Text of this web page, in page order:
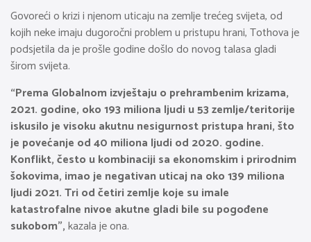
Govoreći o krizi i njenom uticaju na zemlje trećeg svijeta, od
kojih neke imaju dugoročni problem u pristupu hrani, Tothova je
podsjetila da je prošle godine došlo do novog talasa gladi
širom svijeta.
“Prema Globalnom izvještaju o prehrambenim krizama,
2021. godine, oko 193 miliona ljudi u 53 zemlje/teritorije
iskusilo je visoku akutnu nesigurnost pristupa hrani, što
je povećanje od 40 miliona ljudi od 2020. godine.
Konflikt, često u kombinaciji sa ekonomskim i prirodnim
šokovima, imao je negativan uticaj na oko 139 miliona
ljudi 2021. Tri od četiri zemlje koje su imale
katastrofalne nivoe akutne gladi bile su pogođene
sukobom”,kazala je ona.